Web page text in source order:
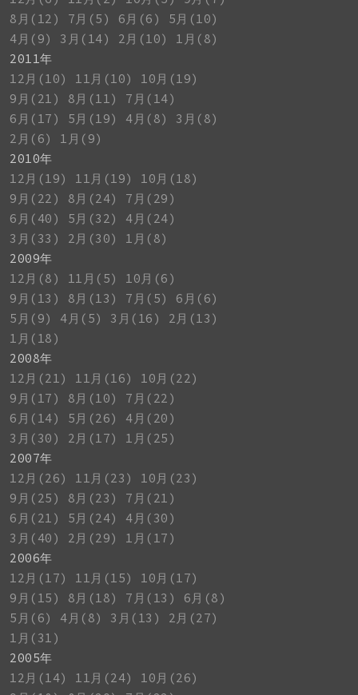
8月(12)
7月(5) 6月(6)
5月(10)
4月(9)
3月(14) 2月(10)
1月(8)
2011年
12月(10)
11月(10)
10月(19)
9月(21)
8月(11)
7月(14)
6月(17)
5月(19) 4月(8)
3月(8)
2月(6)
1月(9)
2010年
12月(19)
11月(19)
10月(18)
9月(22)
8月(24)
7月(29)
6月(40)
5月(32)
4月(24)
3月(33)
2月(30)
1月(8)
2009年
12月(8)
11月(5)
10月(6)
9月(13)
8月(13) 7月(5)
6月(6)
5月(9)
4月(5) 3月(16)
2月(13)
1月(18)
2008年
12月(21)
11月(16)
10月(22)
9月(17)
8月(10)
7月(22)
6月(14)
5月(26)
4月(20)
3月(30)
2月(17)
1月(25)
2007年
12月(26)
11月(23)
10月(23)
9月(25)
8月(23)
7月(21)
6月(21)
5月(24)
4月(30)
3月(40)
2月(29)
1月(17)
2006年
12月(17)
11月(15)
10月(17)
9月(15)
8月(18) 7月(13)
6月(8)
5月(6)
4月(8) 3月(13)
2月(27)
1月(31)
2005年
12月(14)
11月(24)
10月(26)